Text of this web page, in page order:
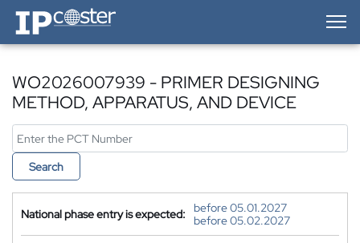
IP-Coster — Home
WO2026007939 - PRIMER DESIGNING
METHOD, APPARATUS, AND DEVICE
Search
National phase entry is expected:
before 05.01.2027
before 05.02.2027